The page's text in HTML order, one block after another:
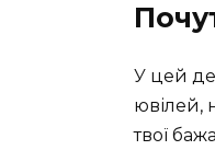
У цей
ювілей,
твої